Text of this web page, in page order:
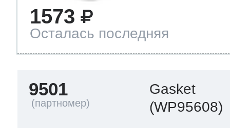
1573
Осталась последняя
9501
Gasket
(WP95608)